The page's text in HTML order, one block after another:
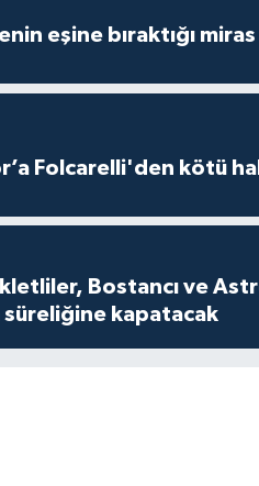
eşine bıraktığı
Folcarelli'den kötü
Bostancı ve
süreliğine kapatacak